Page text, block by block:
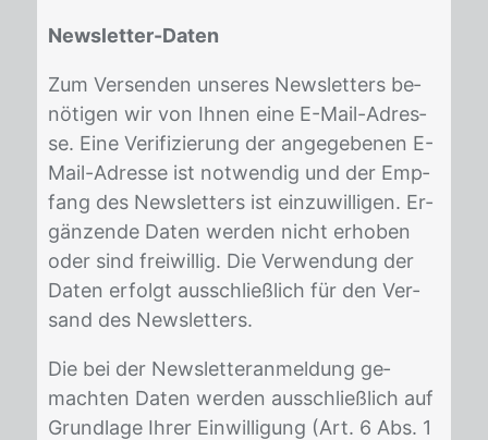
Newsletter-Daten
Zum Ver­sen­den un­se­res News­let­ters be­
nö­ti­gen wir von Ih­nen eine E-Mail-Adres­
se. Eine Ve­ri­fi­zie­rung der an­ge­ge­be­nen E-
Mail-Adres­se ist not­wen­dig und der Emp­
fang des News­let­ters ist ein­zu­wil­li­gen. Er­
gän­zen­de Da­ten wer­den nicht er­ho­ben
oder sind frei­wil­lig. Die Ver­wen­dung der
Da­ten er­folgt aus­schließ­lich für den Ver­
sand des News­let­ters.
Die bei der News­let­ter­an­mel­dung ge­
mach­ten Da­ten wer­den aus­schließ­lich auf
Grund­la­ge Ih­rer Ein­wil­li­gung (Art. 6 Abs. 1